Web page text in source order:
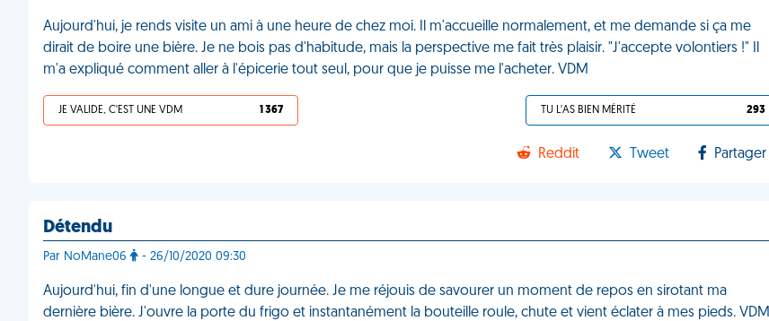
Aujourd'hui, je rends visite un ami à une heure de chez moi. Il m'accueille normalement, et me demande si ça me
dirait de boire une bière. Je ne bois pas d'habitude, mais la perspective me fait très plaisir. "J'accepte volontiers !" Il
m'a expliqué comment aller à l'épicerie tout seul, pour que je puisse me l'acheter. VDM
JE VALIDE, C'EST UNE VDM 1 367 TU L'AS BIEN MÉRITÉ 293
Reddit Tweet Partager
Détendu
Par NoMane06 - 26/10/2020 09:30
Aujourd'hui, fin d'une longue et dure journée. Je me réjouis de savourer un moment de repos en sirotant ma
dernière bière. J'ouvre la porte du frigo et instantanément la bouteille roule, chute et vient éclater à mes pieds. VDM